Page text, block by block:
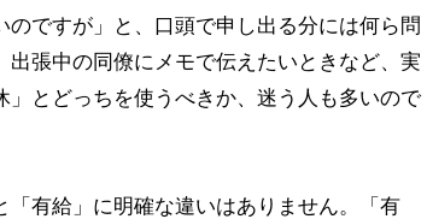
のですが」と、口頭で申し出る分には何ら問
張中の同僚にメモで伝えたいときなど、実
とどっちを使うべきか、迷う人も多いので
有給」に明確な違いはありません。「有